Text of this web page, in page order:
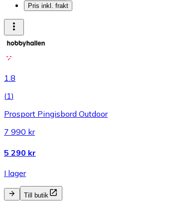
Pris inkl. frakt
1.8
(1)
Prosport Pingisbord Outdoor
7 990 kr
5 290 kr
I lager
Till butik